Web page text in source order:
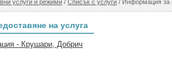
услуги и режими / Списък с услуги / Информация за
на услуга
- Крушари, Добрич